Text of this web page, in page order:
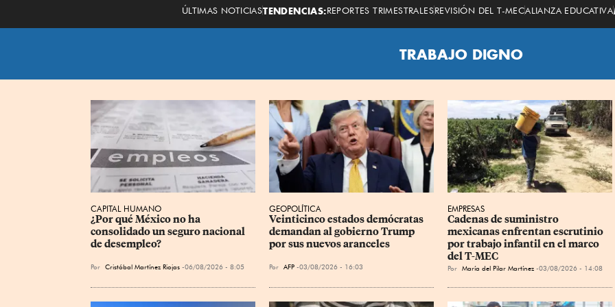
ÚLTIMAS NOTICIASTENDENCIAS:REPORTES TRIMESTRALESREVISIÓN DEL T-MECALIANZA EDUCATIVA
TRABAJO DIGNO
CAPITAL HUMANO
¿Por qué México no ha
consolidado un seguro nacional
de desempleo?
Por Cristóbal Martínez Riojas 06/08/2026 - 8:05
GEOPOLÍTICA
Veinticinco estados demócratas
demandan al gobierno Trump
por sus nuevos aranceles
Por AFP 03/08/2026 - 16:03
EMPRESAS
Cadenas de suministro
mexicanas enfrentan escrutinio
por trabajo infantil en el marco
del T-MEC
Por María del Pilar Martínez 03/08/2026 - 14:08